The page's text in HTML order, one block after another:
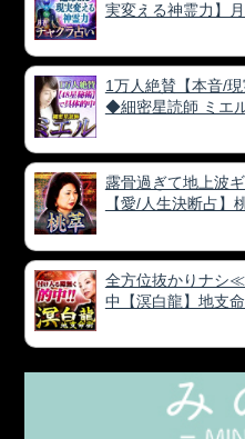
実変える神霊力】
1万人絶賛【本音/
◆細密星読師 ミエ
露骨過ぎて地上波
【愛/人生決断占】
全方位抜かりナシ
中【溟白龍】地支